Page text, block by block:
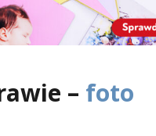
– foto